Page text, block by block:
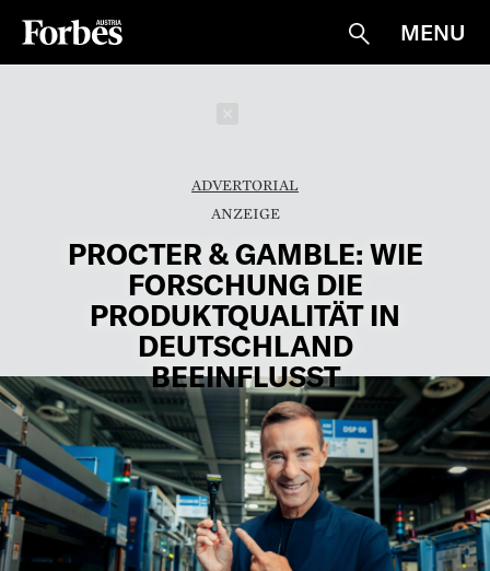
Suche
MENU
ADVERTORIAL
PROCTER & GAMBLE: WIE
FORSCHUNG DIE
PRODUKTQUALITÄT IN
DEUTSCHLAND
BEEINFLUSST